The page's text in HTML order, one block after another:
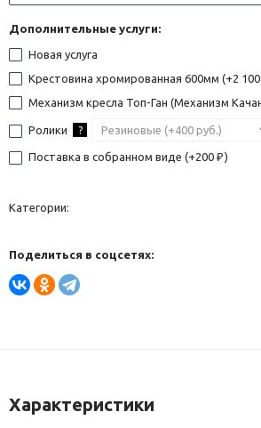
Дополнительные услуги:
Новая услуга
Крестовина хромированная 600мм (+2 100
Механизм кресла Топ-Ган (Механизм
Ролики ?
Поставка в собранном виде (+200 ₽ )
Категории:
Поделиться в соцсетях:
Характеристики